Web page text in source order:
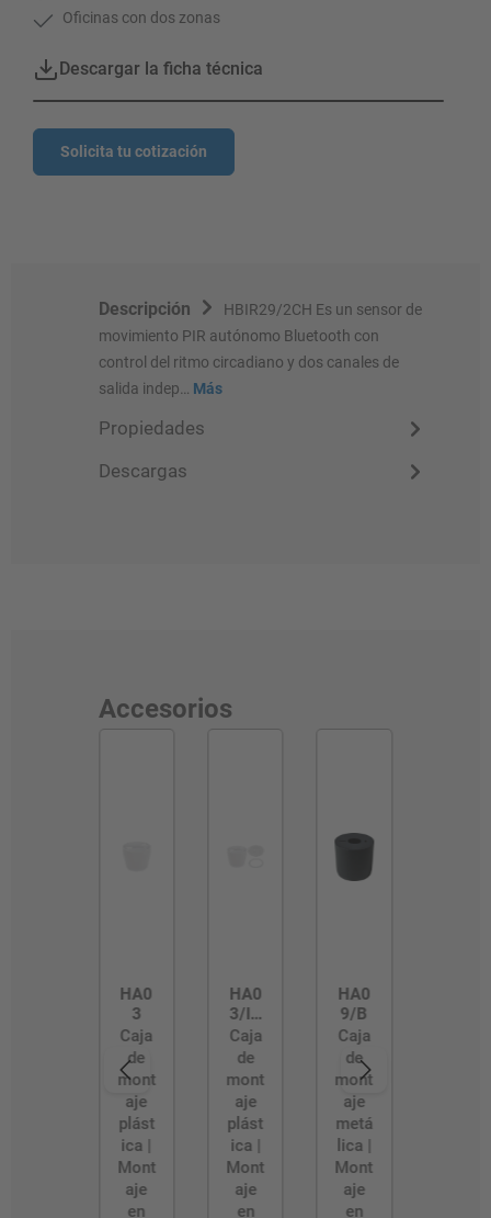
Oficinas con dos zonas
Descargar la ficha técnica
Solicita tu cotización
Descripción
HBIR29/2CH Es un sensor de
movimiento PIR autónomo Bluetooth con
control del ritmo circadiano y dos canales de
salida indep… Más
Propiedades
Descargas
Accesorios
HA0
3
Caja
de
mont
aje
plást
ica |
Mont
aje
en
HA0
3/IP
54
Caja
de
mont
aje
plást
ica |
Mont
aje
en
HA0
9/B
Caja
de
mont
aje
metá
lica |
Mont
aje
en